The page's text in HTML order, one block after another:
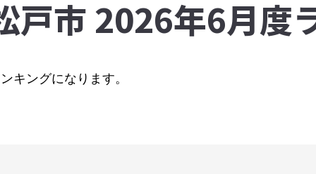
戸市 2026年6月度
キングになります。